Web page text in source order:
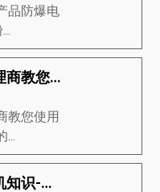
品防爆电
茵梦达电机代理商教您使用茵梦达变频电机的应用方法手册
教您使用
...
茵梦达防爆电机知识-茵梦达防爆电机的经济、生态驱动、设计等知识详解